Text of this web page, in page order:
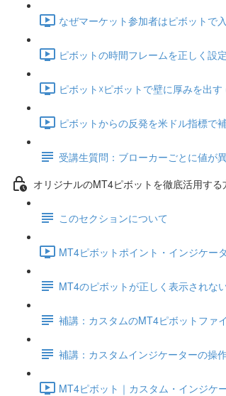
なぜマーケット参加者はピボットで
ピボットの時間フレームを正しく設
ピボット☓ピボットで壁に厚みを出す
ピボットからの反発を米ドル指標で
受講生質問：ブローカーごとに値が
オリジナルのMT4ピボットを徹底活用する
このセクションについて
MT4ピボットポイント・インジケー
MT4のピボットが正しく表示されな
補講：カスタムのMT4ピボットファ
補講：カスタムインジケーターの操
MT4ピボット｜カスタム・インジケ